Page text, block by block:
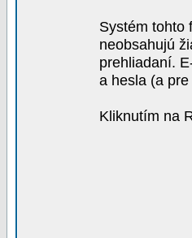
Systém tohto
neobsahujú
prehliadaní.
a hesla (a
Kliknutím na